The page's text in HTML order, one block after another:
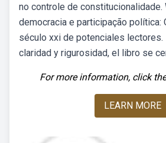
no controle de constitucionalidade.
democracia e participação política:
século xxi de potenciales lectores.
claridad y rigurosidad, el libro se
For more information, click
LEARN MORE